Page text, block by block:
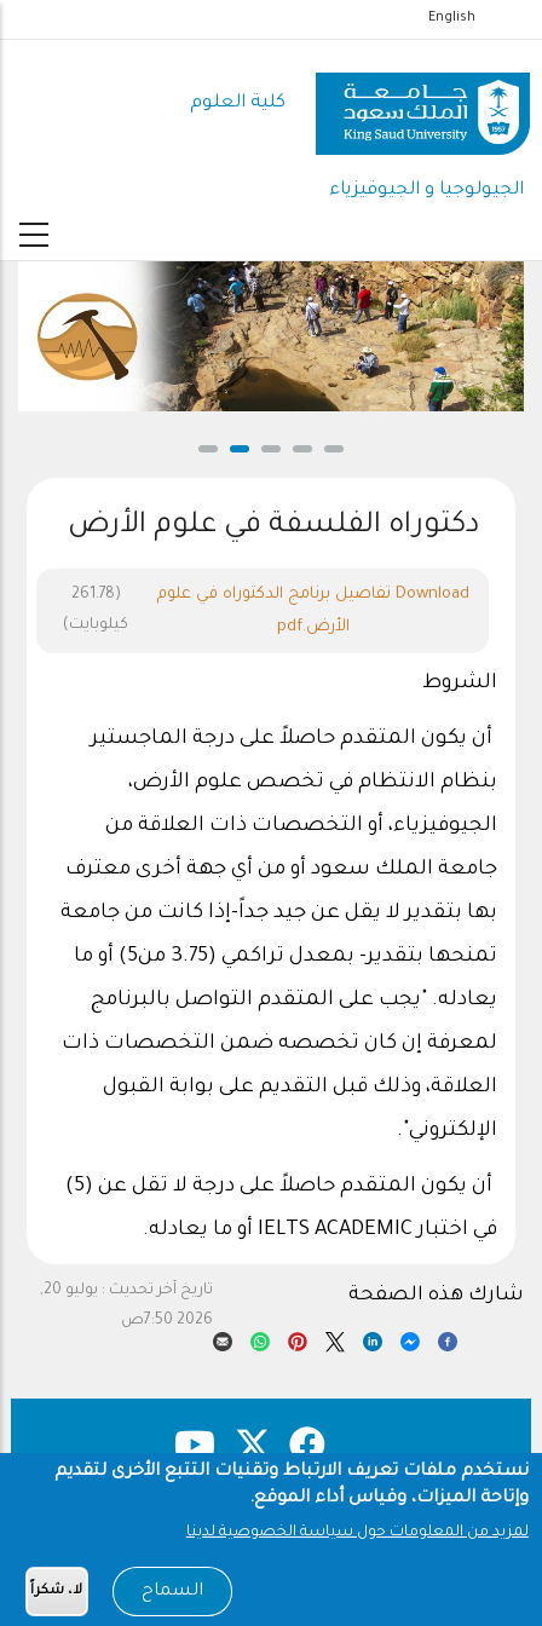
إلى
المحتوى
الرئيسي
English
كلية العلوم
الجيولوجيا و الجيوفيزياء
دكتوراه الفلسفة في علوم الأرض
Download تفاصيل برنامج الدكتوراه في علوم
الأرض.pdf
(261.78
كيلوبايت)
الشروط
أن يكون المتقدم حاصلاً على درجة الماجستير
بنظام الانتظام في تخصص علوم الأرض،
الجيوفيزياء، أو التخصصات ذات العلاقة من
جامعة الملك سعود أو من أي جهة أخرى معترف
بها بتقدير لا يقل عن جيد جداً-إذا كانت من جامعة
تمنحها بتقدير- بمعدل تراكمي (3.75 من5) أو ما
يعادله. "يجب على المتقدم التواصل بالبرنامج
لمعرفة إن كان تخصصه ضمن التخصصات ذات
العلاقة، وذلك قبل التقديم على بوابة القبول
الإلكتروني".
أن يكون المتقدم حاصلاً على درجة لا تقل عن (5)
في اختبارIELTS ACADEMIC أو ما يعادله.
تاريخ آخر تحديث :
يوليو 20,
2026 7:50ص
شارك هذه الصفحة
Footer
نستخدم ملفات تعريف الارتباط وتقنيات التتبع الأخرى لتقديم
وإتاحة الميزات، وقياس أداء الموقع.
لمزيد من المعلومات حول سياسة الخصوصية لدينا
السماح لا، شكراً